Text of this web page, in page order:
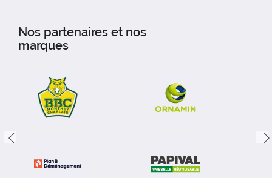
Nos partenaires et nos
marques